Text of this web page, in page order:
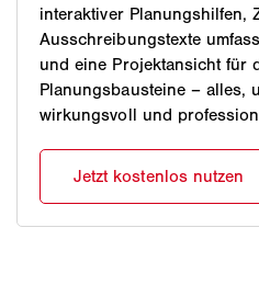
interaktiver Planungshilfen,
Ausschreibungstexte
und eine Projektansicht für
Planungsbausteine – alles,
wirkungsvoll und